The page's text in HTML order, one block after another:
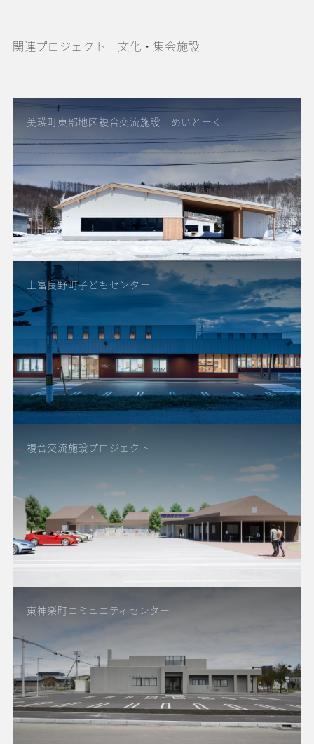
関連プロジェクトー文化・集会施設
美瑛町東部地区複合交流施設 めいとーく
上富良野町子どもセンター
複合交流施設プロジェクト
東神楽町コミュニティセンター